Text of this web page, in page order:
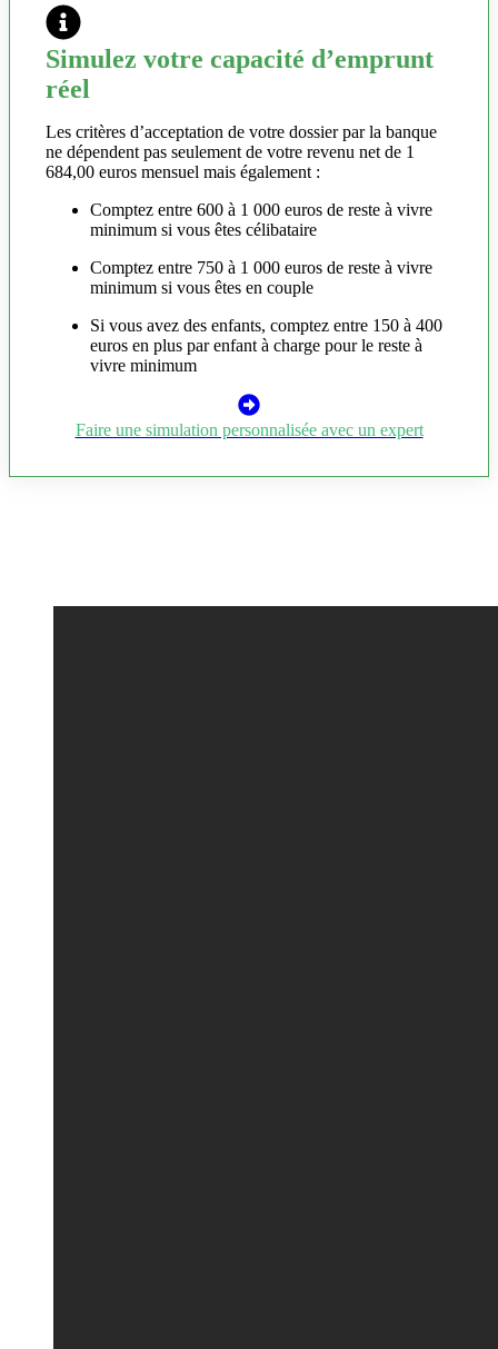
Simulez votre capacité d’emprunt
réel
Les critères d’acceptation de votre dossier par la banque
ne dépendent pas seulement de votre revenu net de 1
684,00 euros mensuel mais également :
Comptez entre 600 à 1 000 euros de reste à vivre
minimum si vous êtes célibataire
Comptez entre 750 à 1 000 euros de reste à vivre
minimum si vous êtes en couple
Si vous avez des enfants, comptez entre 150 à 400
euros en plus par enfant à charge pour le reste à
vivre minimum
Faire une simulation personnalisée avec un expert